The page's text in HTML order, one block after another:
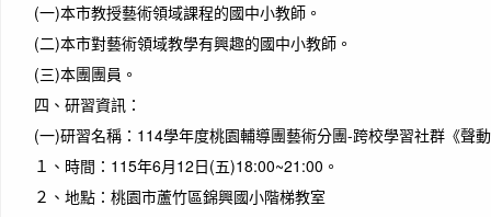
(一)本市教授藝術領域課程的國中小教師。
(二)本市對藝術領域教學有興趣的國中小教師。
(三)本團團員。
四、 研習資訊：
(一)研習名稱：114學年度桃園輔導團藝術分團-跨校學習社群《聲
１、 時間：115年6月12日(五)18:00~21:00。
２、 地點：桃園市蘆竹區錦興國小階梯教室